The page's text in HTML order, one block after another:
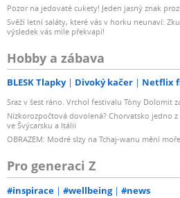
Pozor na jedovaté cukety! Jeden jasný znak
Svěží letní saláty, které vás v horku neunaví:
výsledek vás mile překvapí!
Hobby a zábava
BLESK Tlapky Divoký kačer Netflix
Sraz v šest ráno. Vrchol festivalu Tóny Dolomit
Nízkorozpočtová dovolená? Chorvatsko jedno
ve Švýcarsku a Itálii
OBRAZEM: Modré slzy na Tchaj-wanu mění
Pro generaci Z
#inspirace #wellbeing #news